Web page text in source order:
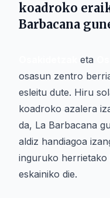
koadroko
Barbacana
eta
osasun zentro
esleitu dute. Hiru
koadroko azalera
da, La Barbacana
aldiz handiagoa
inguruko herrietako
eskainiko die.